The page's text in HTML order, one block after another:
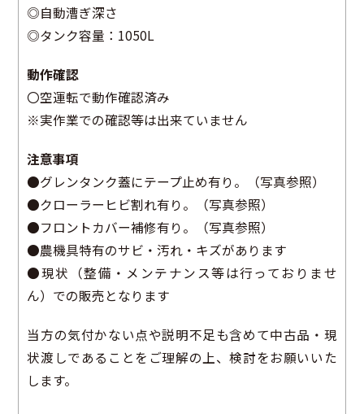
◎自動漕ぎ深さ
◎タンク容量：1050L
動作確認
〇空運転で動作確認済み
※実作業での確認等は出来ていません
注意事項
●グレンタンク蓋にテープ止め有り。（写真参照）
●クローラーヒビ割れ有り。（写真参照）
●フロントカバー補修有り。（写真参照）
●農機具特有のサビ・汚れ・キズがあります
●現状（整備・メンテナンス等は行っておりませ
ん）での販売となります
当方の気付かない点や説明不足も含めて中古品・現
状渡しであることをご理解の上、検討をお願いいた
します。